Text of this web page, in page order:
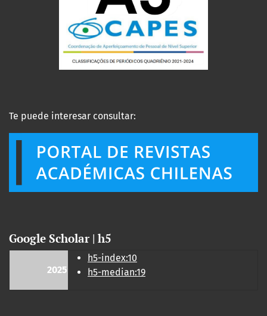
Te puede interesar consultar:
Google Scholar | h5
2025
h5-index:10
h5-median:19